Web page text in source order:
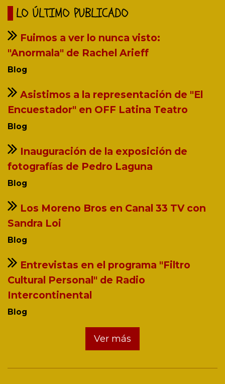
LO ÚLTIMO PUBLICADO
Fuimos a ver lo nunca visto:
"Anormala" de Rachel Arieff
Blog
Asistimos a la representación de "El
Encuestador" en OFF Latina Teatro
Blog
Inauguración de la exposición de
fotografías de Pedro Laguna
Blog
Los Moreno Bros en Canal 33 TV con
Sandra Loi
Blog
Entrevistas en el programa "Filtro
Cultural Personal" de Radio
Intercontinental
Blog
Ver más